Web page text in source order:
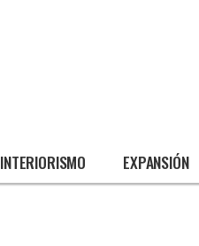
INTERIORISMO EXPANSIÓN